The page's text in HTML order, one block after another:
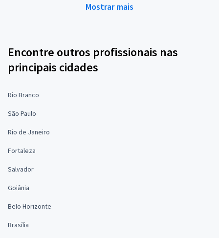
Mostrar mais
Encontre outros profissionais nas
principais cidades
Rio Branco
São Paulo
Rio de Janeiro
Fortaleza
Salvador
Goiânia
Belo Horizonte
Brasília